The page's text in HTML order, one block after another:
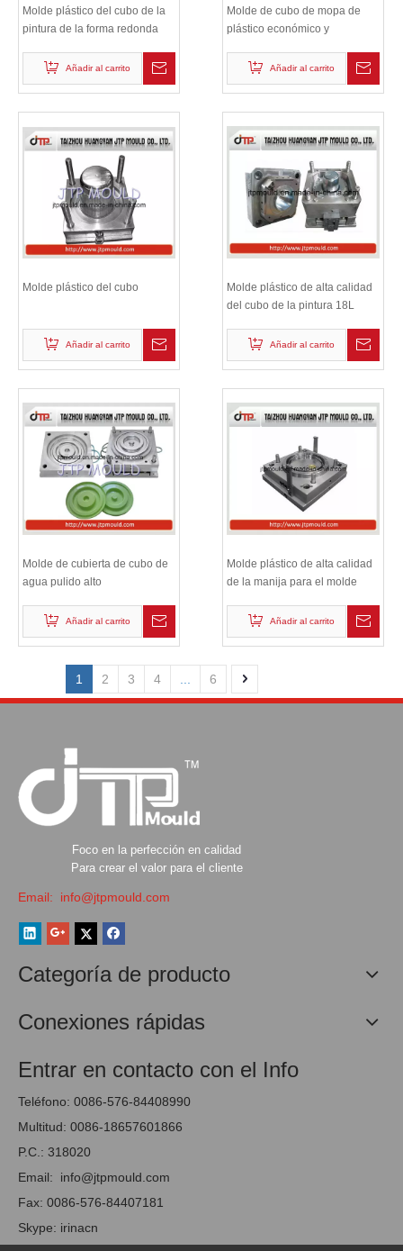
Molde plástico del cubo de la
pintura de la forma redonda
Añadir al carrito
Molde de cubo de mopa de
plástico económico y
Añadir al carrito
Molde plástico del cubo
Añadir al carrito
Molde plástico de alta calidad
del cubo de la pintura 18L
Añadir al carrito
Molde de cubierta de cubo de
agua pulido alto
Añadir al carrito
Molde plástico de alta calidad
de la manija para el molde
Añadir al carrito
1 2 3 4 6
Foco en la perfección en calidad
Para crear el valor para el cliente
Email: info@jtpmould.com
Categoría de producto
Conexiones rápidas
Entrar en contacto con el Info
Teléfono: 0086-576-84408990
Multitud: 0086-18657601866
P.C.: 318020
Email: info@jtpmould.com
Fax: 0086-576-84407181
Skype: irinacn